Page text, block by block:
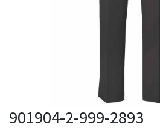
901904-2-999-2893